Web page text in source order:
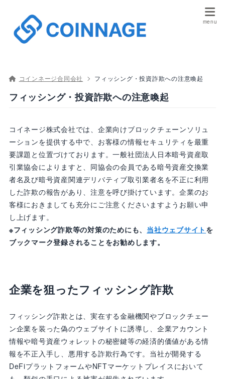
コインネージ合同会社 フィッシング・投資詐欺への注意喚起
フィッシング・投資詐欺への注意喚起
コイネージ株式会社では、企業向けブロックチェーンソリュ
ーションを提供する中で、お客様の情報セキュリティを最重
要課題と位置づけております。一般社団法人日本暗号資産取
引業協会によりますと、同協会の会員である暗号資産交換業
者名及び暗号資産関連デリバティブ取引業者名を不正に利用
した詐欺の報告があり、注意を呼び掛けています。企業のお
客様におきましても充分にご注意くださいますようお願い申
し上げます。
※フィッシング詐欺等の対策のためにも、 当社ウェブサイト を
ブックマーク登録されることをお勧めします。
企業を狙ったフィッシング詐欺
フィッシング詐欺とは、実在する金融機関やブロックチェー
ン企業を装った偽のウェブサイトに誘導し、企業アカウント
情報や暗号資産ウォレットの秘密鍵等の経済的価値がある情
報を不正入手し、悪用する詐欺行為です。当社が開発する
DeFiプラットフォームやNFTマーケットプレイスにおいて